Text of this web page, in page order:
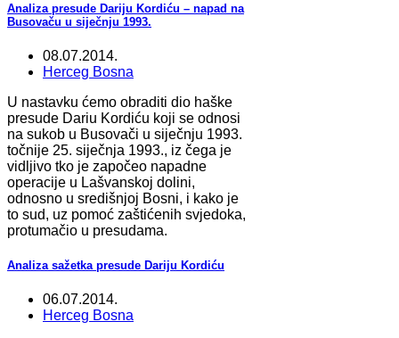
Analiza presude Dariju Kordiću – napad na
Busovaču u siječnju 1993.
08.07.2014.
Herceg Bosna
U nastavku ćemo obraditi dio haške
presude Dariu Kordiću koji se odnosi
na sukob u Busovači u siječnju 1993.
točnije 25. siječnja 1993., iz čega je
vidljivo tko je započeo napadne
operacije u Lašvanskoj dolini,
odnosno u središnjoj Bosni, i kako je
to sud, uz pomoć zaštićenih svjedoka,
protumačio u presudama.
Analiza sažetka presude Dariju Kordiću
06.07.2014.
Herceg Bosna